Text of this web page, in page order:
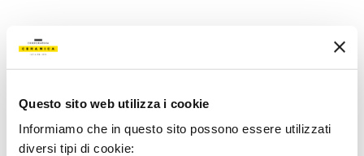
Questo sito web utilizza i cookie
Informiamo che in questo sito possono essere utilizzati
diversi tipi di cookie:
A brand of Cooperativa Ceramica d’Imola
Tel: +39 0542 601601